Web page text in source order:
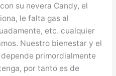
su nevera Candy, el
le falta gas al
etc. cualquier
Nuestro bienestar y el
primordialmente
por tanto es de